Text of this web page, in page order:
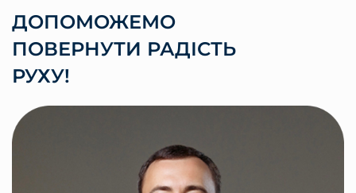
ДОПОМОЖЕМО
ПОВЕРНУТИ РАДІСТЬ
РУХУ!